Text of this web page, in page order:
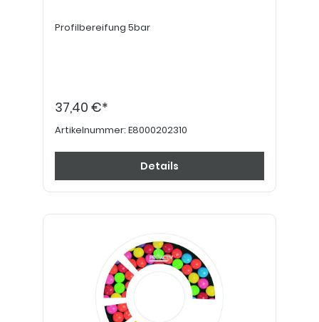
Profilbereifung 5bar
37,40 €*
Artikelnummer: E8000202310
Details